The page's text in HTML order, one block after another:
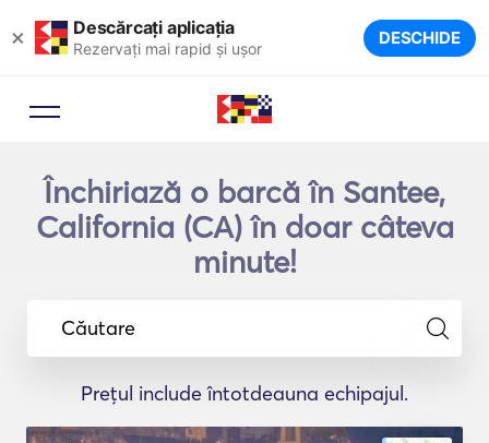
× Descărcați aplicația
Rezervați mai rapid și ușor DESCHIDE
Închiriază o barcă în Santee,
California (CA) în doar câteva
minute!
Căutare
Prețul include întotdeauna echipajul.